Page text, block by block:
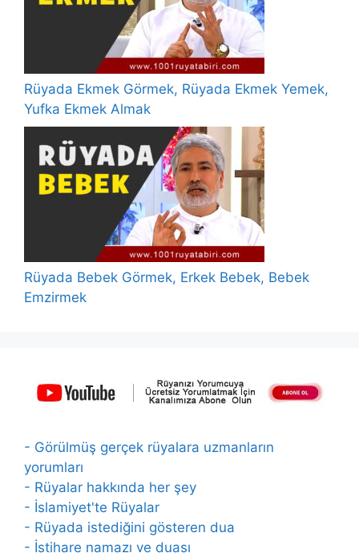
Rüyada Ekmek Görmek, Rüyada Ekmek Yemek,
Yufka Ekmek Almak
Rüyada Bebek Görmek, Erkek Bebek, Bebek
Emzirmek
- Görülmüş gerçek rüyalara uzmanların
yorumları
- Rüyalar hakkında her şey
- İslamiyet'te Rüyalar
- Rüyada istediğini gösteren dua
- İstihare namazı ve duası